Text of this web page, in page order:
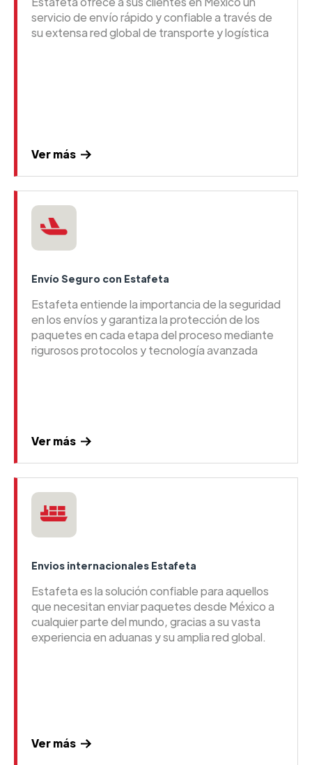
servicio de envío rápido y confiable a través de
su extensa red global de transporte y logística
Ver más
Envío Seguro con Estafeta
Estafeta entiende la importancia de la seguridad
en los envíos y garantiza la protección de los
paquetes en cada etapa del proceso mediante
rigurosos protocolos y tecnología avanzada
Ver más
Envios internacionales Estafeta
Estafeta es la solución confiable para aquellos
que necesitan enviar paquetes desde México a
cualquier parte del mundo, gracias a su vasta
experiencia en aduanas y su amplia red global.
Ver más